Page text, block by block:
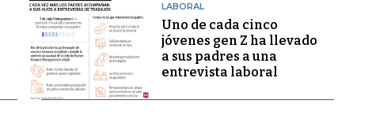
LABORAL
Uno de cada cinco
jóvenes gen Z ha llevado
a sus padres a una
entrevista laboral